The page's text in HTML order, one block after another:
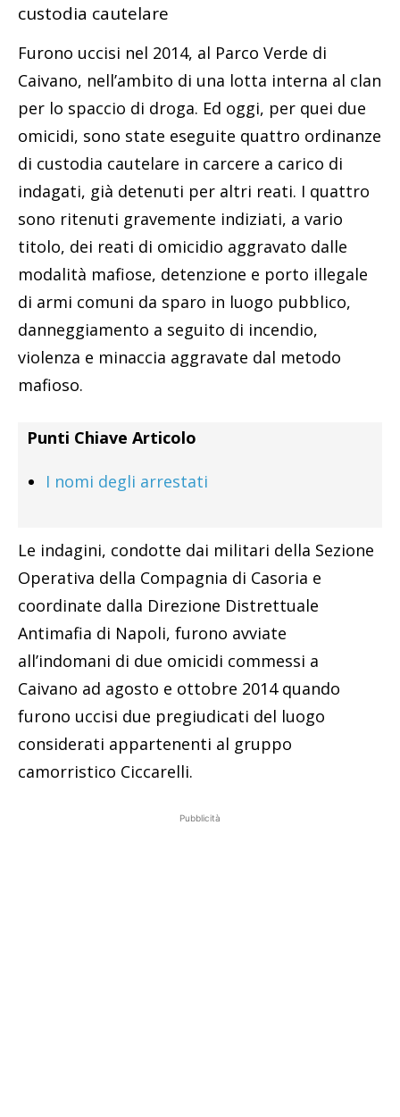
custodia cautelare
Furono uccisi nel 2014, al Parco Verde di
Caivano, nell’ambito di una lotta interna al clan
per lo spaccio di droga. Ed oggi, per quei due
omicidi, sono state eseguite quattro ordinanze
di custodia cautelare in carcere a carico di
indagati, già detenuti per altri reati. I quattro
sono ritenuti gravemente indiziati, a vario
titolo, dei reati di omicidio aggravato dalle
modalità mafiose, detenzione e porto illegale
di armi comuni da sparo in luogo pubblico,
danneggiamento a seguito di incendio,
violenza e minaccia aggravate dal metodo
mafioso.
Punti Chiave Articolo
I nomi degli arrestati
Le indagini, condotte dai militari della Sezione
Operativa della Compagnia di Casoria e
coordinate dalla Direzione Distrettuale
Antimafia di Napoli, furono avviate
all’indomani di due omicidi commessi a
Caivano ad agosto e ottobre 2014 quando
furono uccisi due pregiudicati del luogo
considerati appartenenti al gruppo
camorristico Ciccarelli.
Pubblicità